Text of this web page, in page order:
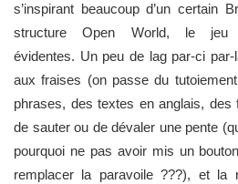
s’inspirant beaucoup d’un certain
structure Open World, le jeu
évidentes. Un peu de lag par-ci
aux fraises (on passe du
phrases, des textes en anglais, des
de sauter ou de dévaler une pente
pourquoi ne pas avoir mis un
remplacer la paravoile ???), et la